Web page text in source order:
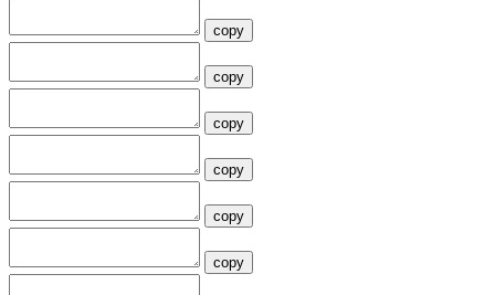
copy
copy
copy
copy
copy
copy